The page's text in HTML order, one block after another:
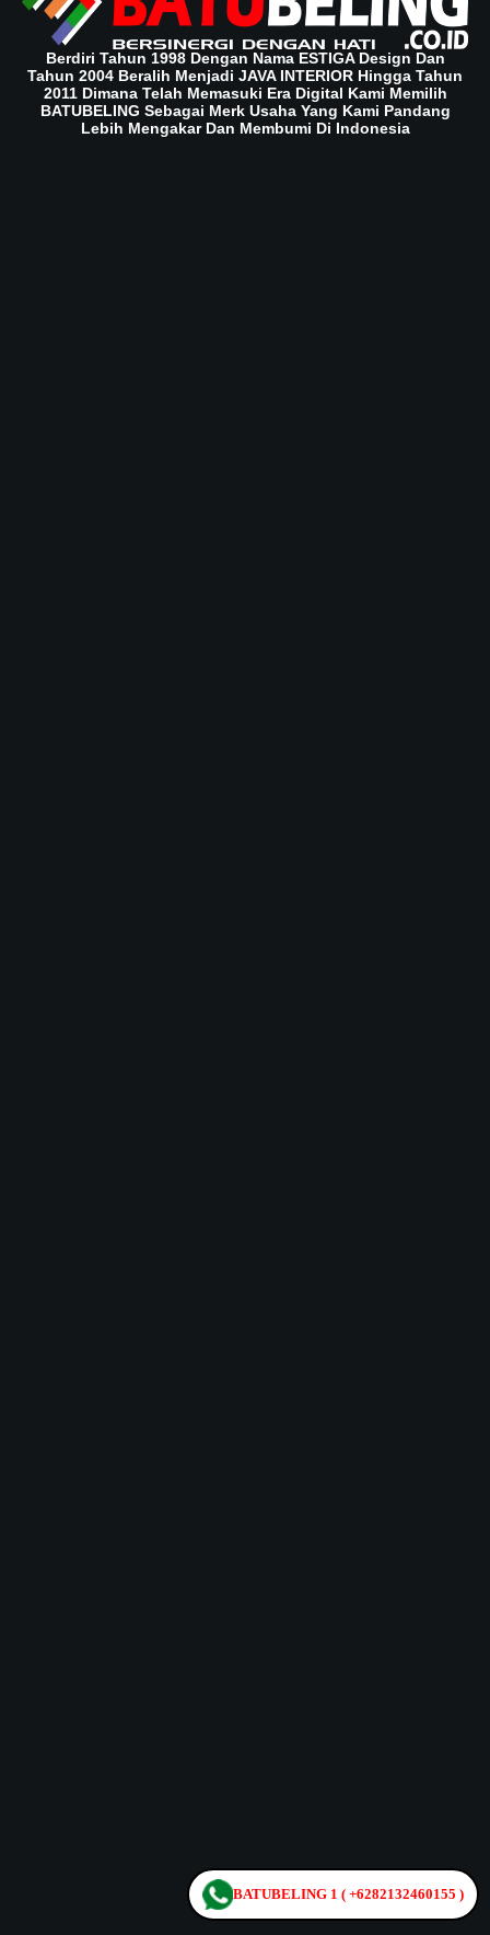
Berdiri Tahun 1998 Dengan Nama ESTIGA Design Dan
Tahun 2004 Beralih Menjadi JAVA INTERIOR Hingga Tahun
2011 Dimana Telah Memasuki Era Digital Kami Memilih
BATUBELING Sebagai Merk Usaha Yang Kami Pandang
Lebih Mengakar Dan Membumi Di Indonesia
BATUBELING 1 ( +6282132460155 )